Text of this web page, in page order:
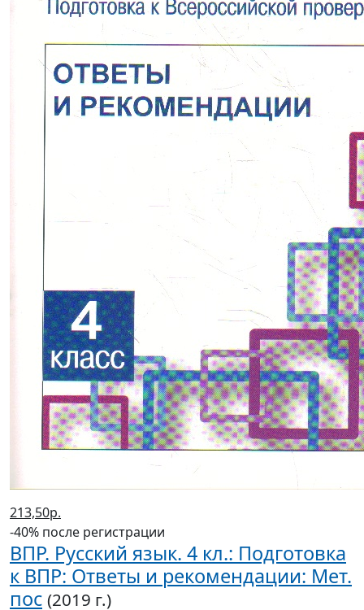
213,50р.
-40% после регистрации
ВПР. Русский язык. 4 кл.: Подготовка
к ВПР: Ответы и рекомендации: Мет.
пос (2019 г.)
Байкова Т.А.